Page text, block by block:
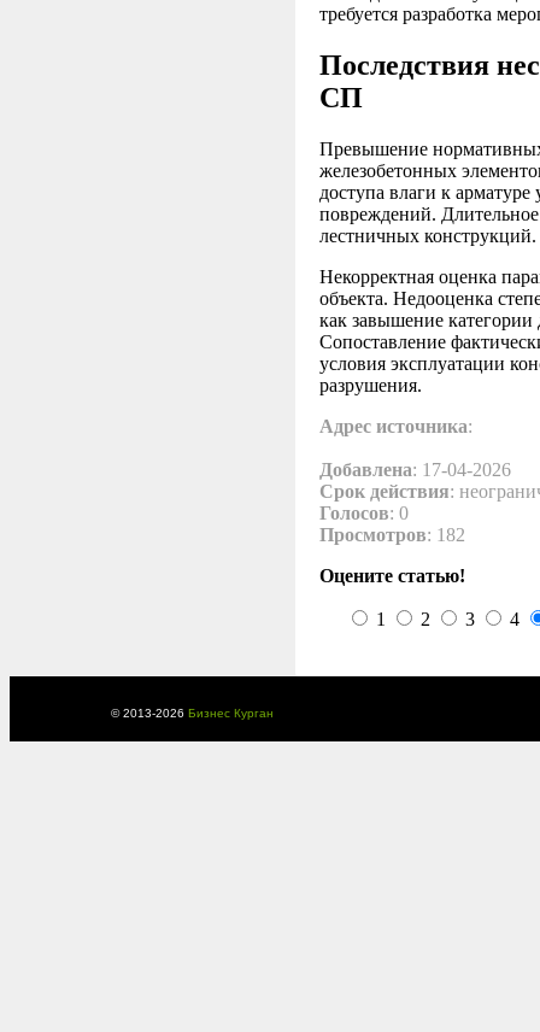
требуется разработка
Последствия
СП
Превышение
железобетонных
доступа влаги к
повреждений.
лестничных конструкций.
Некорректная оценка
объекта. Недооценка
как завышение
Сопоставление
условия эксплуатации
разрушения.
Адрес источника:
Добавлена: 17-04-2026
Срок действия:
Голосов: 0
Просмотров: 182
Оцените статью!
1 2 3 4
© 2013-2026 Бизнес Курган